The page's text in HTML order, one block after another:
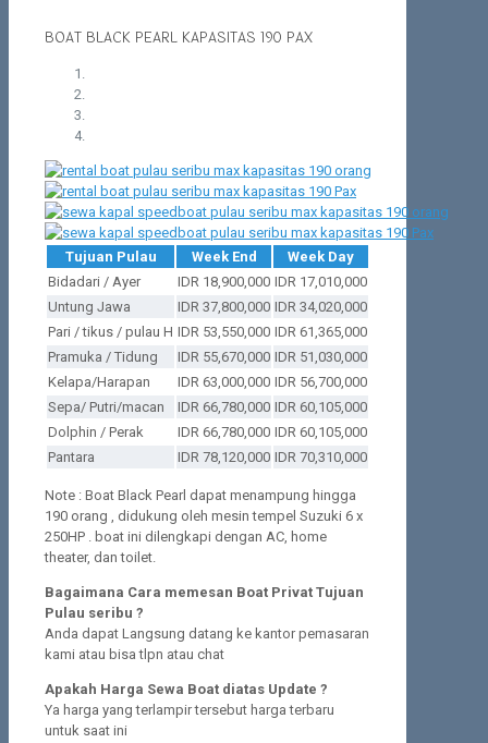
BOAT BLACK PEARL KAPASITAS 190 PAX
Tujuan Pulau Week End
Week Day
Bidadari / Ayer
IDR 18,900,000 IDR 17,010,000
Untung Jawa
IDR 37,800,000 IDR 34,020,000
Pari / tikus / pulau H IDR 53,550,000 IDR 61,365,000
Pramuka / Tidung
IDR 55,670,000 IDR 51,030,000
Kelapa/Harapan
IDR 63,000,000 IDR 56,700,000
Sepa/ Putri/macan
IDR 66,780,000 IDR 60,105,000
Dolphin / Perak
IDR 66,780,000 IDR 60,105,000
Pantara
IDR 78,120,000 IDR 70,310,000
Note : Boat Black Pearl dapat menampung hingga
190 orang , didukung oleh mesin tempel Suzuki 6 x
250HP . boat ini dilengkapi dengan AC, home
theater, dan toilet.
Bagaimana Cara memesan Boat Privat Tujuan
Pulau seribu ?
Anda dapat Langsung datang ke kantor pemasaran
kami atau bisa tlpn atau chat
Apakah Harga Sewa Boat diatas Update ?
Ya harga yang terlampir tersebut harga terbaru
untuk saat ini